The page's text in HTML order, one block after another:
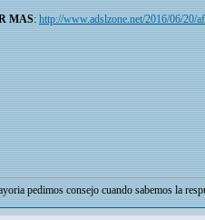
MAS:http://www.adslzone.net/2016/06/20/
pedimos consejo cuando sabemos la